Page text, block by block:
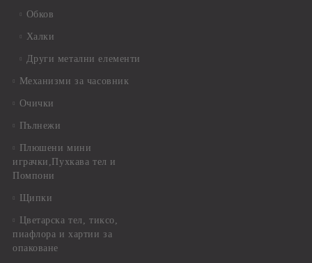
Обков
Халки
Други метални елементи
Механизми за часовник
Очички
Пълнежи
Плюшени мини
играчки,Пухкава тел и
Помпони
Щипки
Цветарска тел, тиксо,
пиафлора и хартии за
опаковане